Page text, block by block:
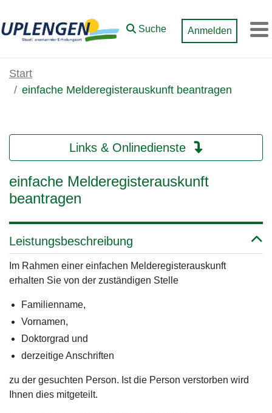
Suche Anmelden
Start
einfache Melderegisterauskunft beantragen
Links & Onlinedienste
einfache Melderegisterauskunft
beantragen
Leistungsbeschreibung
Im Rahmen einer einfachen Melderegisterauskunft
erhalten Sie von der zuständigen Stelle
Familienname,
Vornamen,
Doktorgrad und
derzeitige Anschriften
zu der gesuchten Person. Ist die Person verstorben wird
Ihnen dies mitgeteilt.